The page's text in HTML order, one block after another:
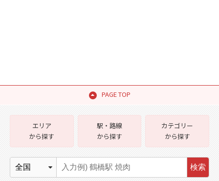
PAGE TOP
エリア
から探す
駅・路線
から探す
カテゴリー
から探す
検索